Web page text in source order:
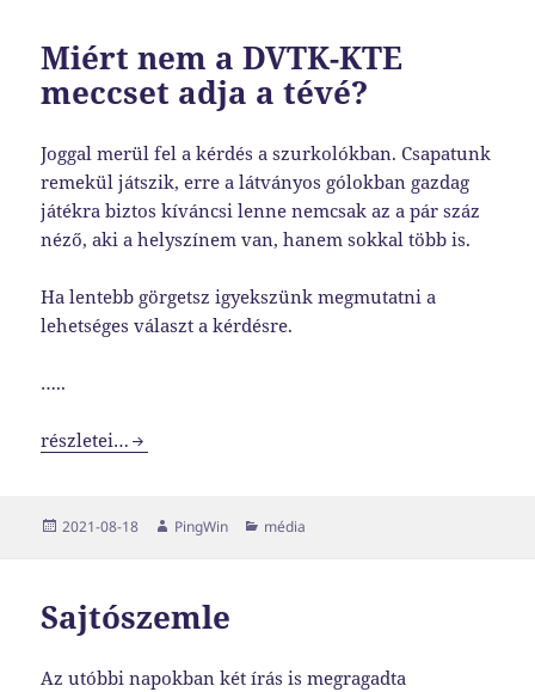
Miért nem a DVTK-KTE
meccset adja a tévé?
Joggal merül fel a kérdés a szurkolókban. Csapatunk
remekül játszik, erre a látványos gólokban gazdag
játékra biztos kíváncsi lenne nemcsak az a pár száz
néző, aki a helyszínem van, hanem sokkal több is.
Ha lentebb görgetsz igyekszünk megmutatni a
lehetséges választ a kérdésre.
…..
Miért nem a DVTK-KTE meccset adja a tévé?
részletei…
Közzétéve
2021-08-18 Szerző
PingWin Kategória
média
Sajtószemle
Az utóbbi napokban két írás is megragadta